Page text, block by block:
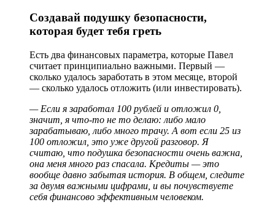
Создавай подушку безопасности,
которая будет тебя греть
Есть два финансовых параметра, которые Павел
считает принципиально важными. Первый —
сколько удалось заработать в этом месяце, второй
— сколько удалось отложить (или инвестировать).
— Если я заработал 100 рублей и отложил 0,
значит, я что-то не то делаю: либо мало
зарабатываю, либо много трачу. А вот если 25 из
100 отложил, это уже другой разговор. Я
считаю, что подушка безопасности очень важна,
она меня много раз спасала. Кредиты — это
вообще давно забытая история. В общем, следите
за двумя важными цифрами, и вы почувствуете
себя финансово эффективным человеком.